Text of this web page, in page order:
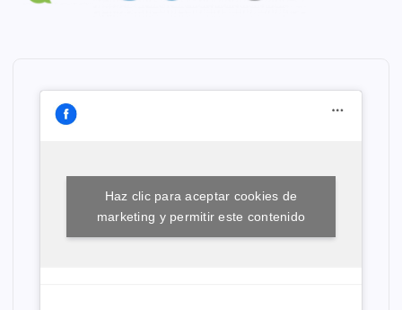
Haz clic para aceptar cookies de
marketing y permitir este contenido